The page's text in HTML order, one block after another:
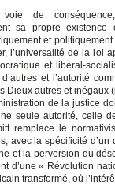
de
sa propre
et
l’universalité de la loi
et libéral-
et l’autorité
Dieux autres et inégaux
de la justice
seule autorité, celle
remplace le
avec la spécificité
et la perversion du
d’une « Révolution
transformé, où